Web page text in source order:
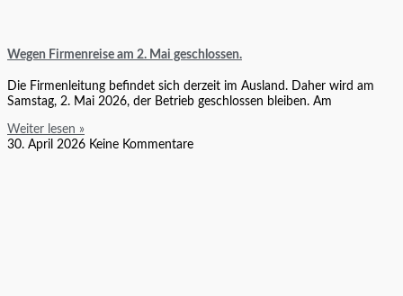
Wegen Firmenreise am 2. Mai geschlossen.
Die Firmenleitung befindet sich derzeit im Ausland. Daher wird am
Samstag, 2. Mai 2026, der Betrieb geschlossen bleiben. Am
Weiter lesen »
30. April 2026 Keine Kommentare